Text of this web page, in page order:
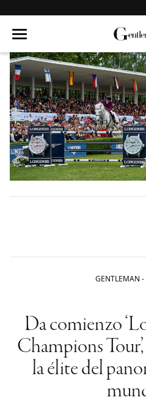
GENTLEMAN -
Da comienzo
Champions
la élite del